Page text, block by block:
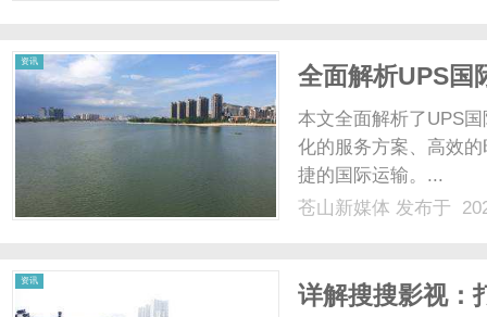
资讯
全面解析UPS国
本文全面解析了UPS
化的服务方案、高效
捷的国际运输。...
苍山新媒体 发布于
资讯
详解搜搜影视：